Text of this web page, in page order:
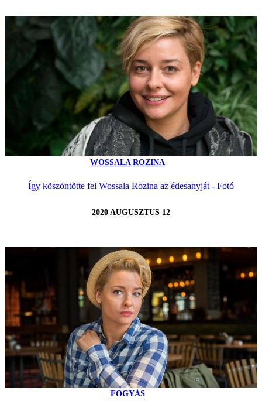
WOSSALA ROZINA
Így köszöntötte fel Wossala Rozina az édesanyját - Fotó
2020 AUGUSZTUS 12
FOGYÁS